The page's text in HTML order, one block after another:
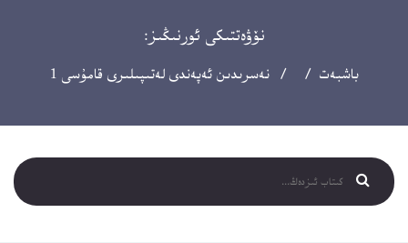
نۆۋەتتىكى ئورنىڭىز:
باشبەت / / نەسرىدىن ئەپەندى لەتىپىلىرى قامۇسى 1